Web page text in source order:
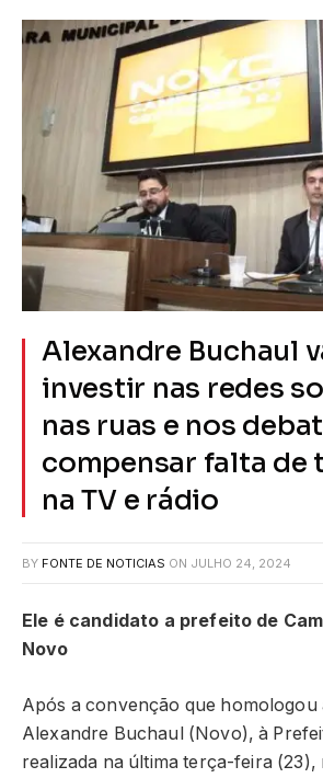
Alexandre Buchaul
investir nas redes
nas ruas e nos
compensar falta de
na TV e rádio
BY FONTE DE NOTICIAS ON JULHO 24, 2024
Ele é candidato a prefeito de
Novo
Após a convenção que homologou
Alexandre Buchaul (Novo), à
realizada na última terça-feira (23),